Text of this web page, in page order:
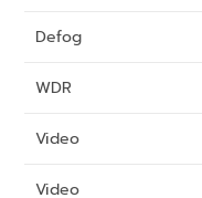
Defog
WDR
Video
Video